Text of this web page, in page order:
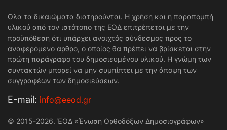
Ολα τα δικαιώματα διατηρούνται. Η χρήση και η παραπομπή
υλικού από τον ιστότοπο της ΕΟΔ επιτρέπεται με την
προϋπόθεση ότι υπάρχει ανοιχτός σύνδεσμος προς το
αναφερόμενο άρθρο, ο οποίος θα πρέπει να βρίσκεται στην
πρώτη παράγραφο του δημοσιευμένου υλικού. Η γνώμη των
συντακτών μπορεί να μην συμπίπτει με την άποψη των
συγγραφέων των δημοσιεύσεων.
Е-mail: info@eeod.gr
© 2015-2026. ΈΟΔ «Ένωση Ορθοδόξων Δημοσιογράφων»